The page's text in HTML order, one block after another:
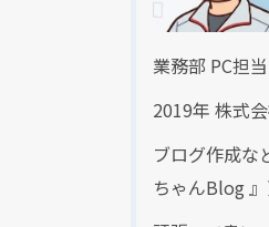
業務部 PC担当
2019年 株式
ブログ作成な
ちゃんBlog